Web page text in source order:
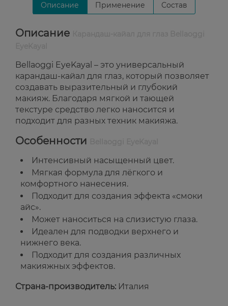
Описание Применение Состав
Описание
Bellaoggi EyeKayal – это универсальный
карандаш-кайал для глаз, который позволяет
создавать выразительный и глубокий
макияж. Благодаря мягкой и тающей
текстуре средство легко наносится и
подходит для разных техник макияжа.
Особенности
Интенсивный насыщенный цвет.
Мягкая формула для лёгкого и
комфортного нанесения.
Подходит для создания эффекта «смоки
айс».
Может наноситься на слизистую глаза.
Идеален для подводки верхнего и
нижнего века.
Подходит для создания различных
макияжных эффектов.
Страна-производитель: Италия